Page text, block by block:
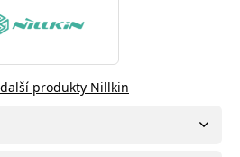
produkty Nillkin